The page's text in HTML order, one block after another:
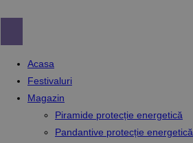
Acasa
Festivaluri
Magazin
Piramide protecție energetică
Pandantive protecție energetică